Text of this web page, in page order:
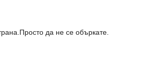
да не се объркате.